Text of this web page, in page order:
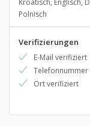
Kroatisch, Englisch,
Polnisch
Verifizierungen
E-Mail verifiziert
Ort verifiziert